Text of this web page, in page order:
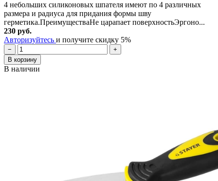
4 небольших силиконовых шпателя имеют по 4 различных
размера и радиуса для придания формы шву
герметика.ПреимуществаНе царапает поверхностьЭргоно...
230 руб.
Авторизуйтесь и получите скидку 5%
−
+
В корзину
В наличии